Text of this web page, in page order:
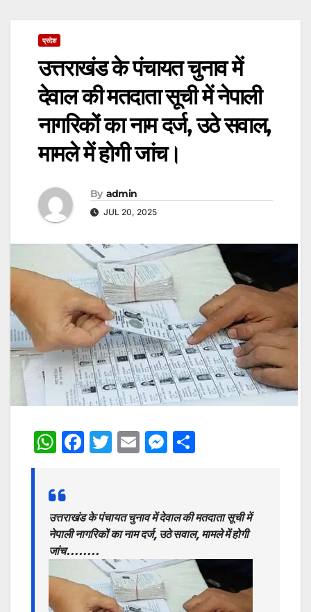
प्रदेश
उत्तराखंड के पंचायत चुनाव में
देवाल की मतदाता सूची में नेपाली
नागरिकों का नाम दर्ज, उठे सवाल,
मामले में होगी जांच।
By admin
JUL 20, 2025
W
at
s
A
p
p
F
e
b
o
o
k
T
er
E
l
M
s
e
n
g
er
e
उत्तराखंड के पंचायत चुनाव में देवाल की मतदाता सूची में
नेपाली नागरिकों का नाम दर्ज, उठे सवाल, मामले में होगी
जांच……..